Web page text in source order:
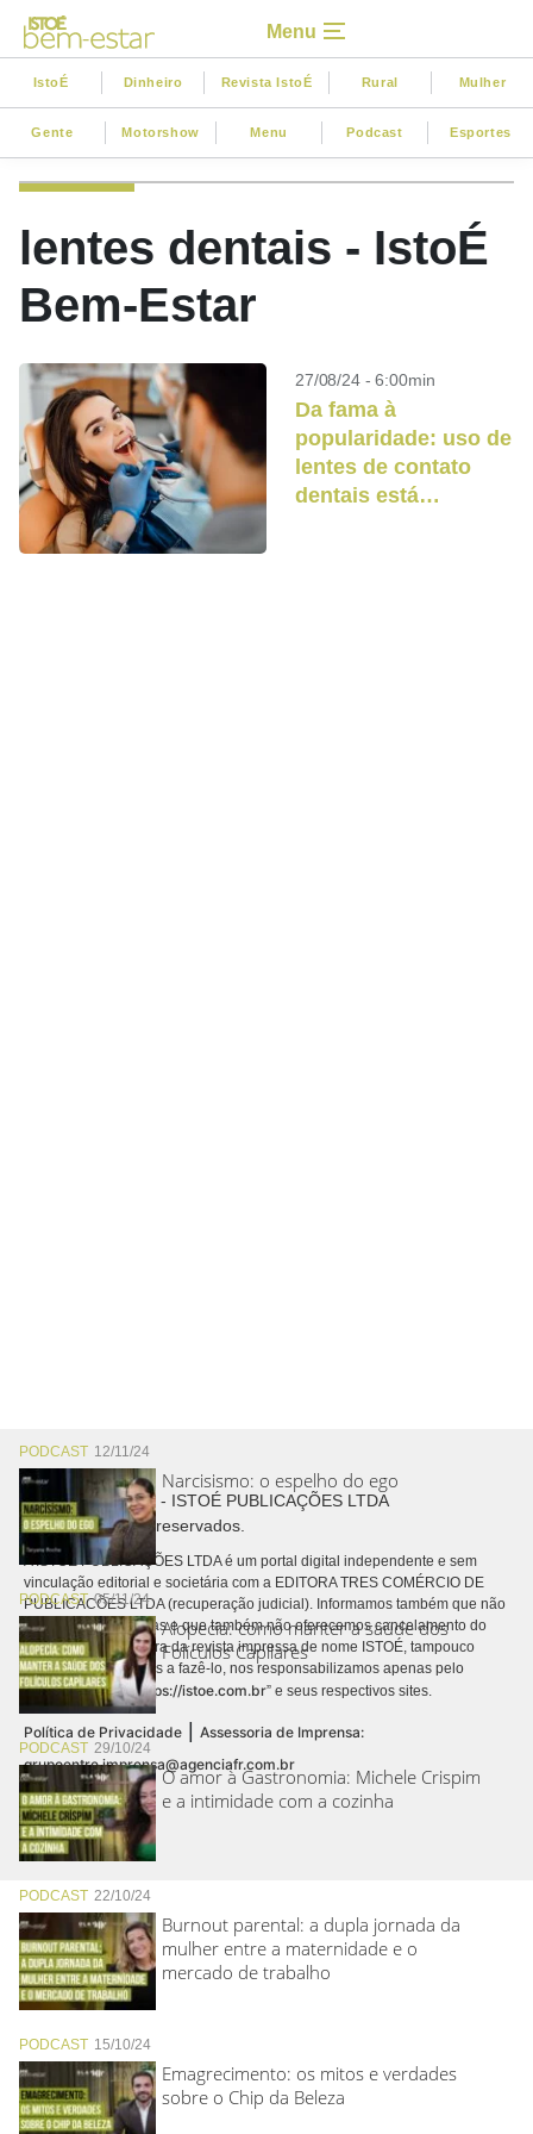
Menu
IstoÉ Dinheiro Revista IstoÉ Rural Mulher
Gente Motorshow Menu Podcast Esportes
lentes dentais - IstoÉ
Bem-Estar
27/08/24 - 6:00min
Da fama à
popularidade: uso de
lentes de contato
dentais está
PODCAST 12/11/24
Narcisismo: o espelho do ego
PODCAST05/11/24
Alopecia: como manter a saúde dos
Folículos Capilares
PODCAST 29/10/24
O amor à Gastronomia: Michele Crispim
e a intimidade com a cozinha
PODCAST 22/10/24
Burnout parental: a dupla jornada da
mulher entre a maternidade e o
mercado de trabalho
PODCAST 15/10/24
Emagrecimento: os mitos e verdades
sobre o Chip da Beleza
Copyright © 2026 - ISTOÉ PUBLICAÇÕES LTDA
Todos os direitos reservados.
A ISTOÉ PUBLICAÇÕES LTDA é um portal digital independente e sem
vinculação editorial e societária com a EDITORA TRES COMÉRCIO DE
PUBLICACÕES LTDA (recuperação judicial). Informamos também que não
realizamos cobranças e que também não oferecemos cancelamento do
contrato de assinatura da revista impressa de nome ISTOÉ, tampouco
autorizamos terceiros a fazê-lo, nos responsabilizamos apenas pelo
conteúdo digital “https://istoe.com.br” e seus respectivos sites.
Política de Privacidade | Assessoria de Imprensa:
grupoentre.imprensa@agenciafr.com.br